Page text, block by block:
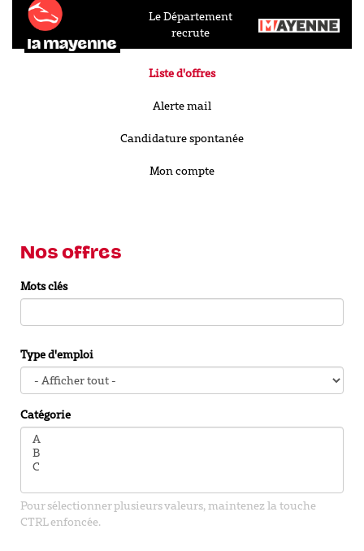
Le Département
recrute
Liste d'offres
Alerte mail
Candidature spontanée
Mon compte
Nos offres
Mots clés
Type d'emploi
Catégorie
Pour sélectionner plusieurs valeurs, maintenez la touche
CTRL enfoncée.